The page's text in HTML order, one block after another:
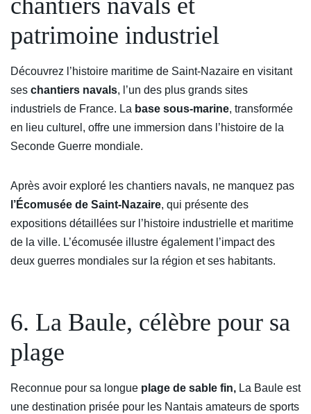
chantiers navals et
patrimoine industriel
Découvrez l’histoire maritime de Saint-Nazaire en visitant
ses chantiers navals, l’un des plus grands sites
industriels de France. La base sous-marine, transformée
en lieu culturel, offre une immersion dans l’histoire de la
Seconde Guerre mondiale.
Après avoir exploré les chantiers navals, ne manquez pas
l’Écomusée de Saint-Nazaire, qui présente des
expositions détaillées sur l’histoire industrielle et maritime
de la ville. L’écomusée illustre également l’impact des
deux guerres mondiales sur la région et ses habitants.
6. La Baule, célèbre pour sa
plage
Reconnue pour sa longue plage de sable fin, La Baule est
une destination prisée pour les Nantais amateurs de sports